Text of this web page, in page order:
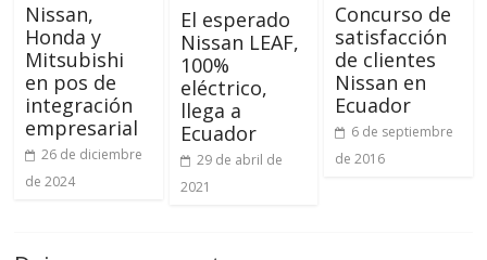
Nissan,
Honda y
Mitsubishi
en pos de
integración
empresarial
26 de diciembre
de 2024
El esperado
Nissan LEAF,
100%
eléctrico,
llega a
Ecuador
29 de abril de
2021
Concurso de
satisfacción
de clientes
Nissan en
Ecuador
6 de septiembre
de 2016